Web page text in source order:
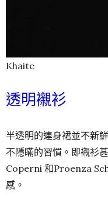
Khaite
透明襯衫
半透明的連身裙並不新
不隱瞞的習慣。即襯衫
Coperni 和Proenza
感。